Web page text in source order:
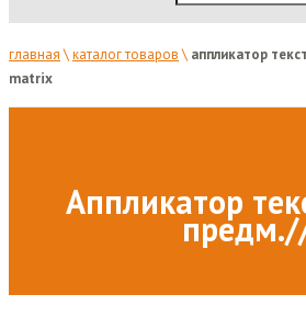
главная\каталог товаров\ аппликатор
matrix
Аппликатор